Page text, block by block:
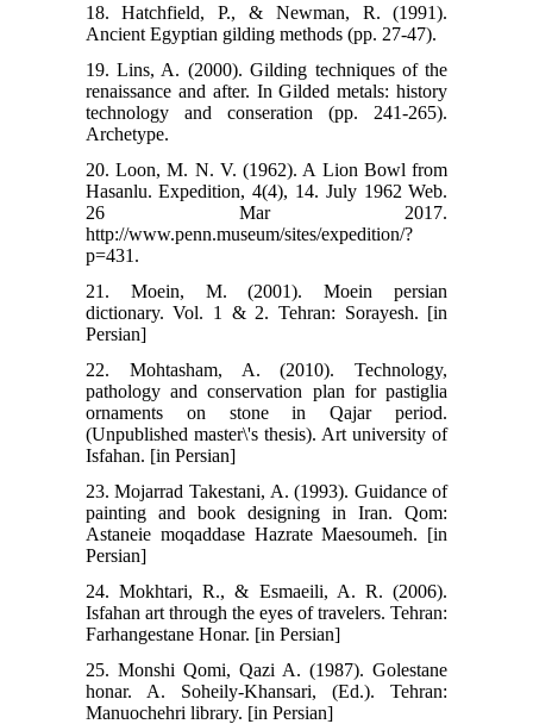
18. Hatchfield, P., & Newman, R. (1991).
Ancient Egyptian gilding methods (pp. 27-47).
19. Lins, A. (2000). Gilding techniques of the
renaissance and after. In Gilded metals: history
technology and conseration (pp. 241-265).
Archetype.
20. Loon, M. N. V. (1962). A Lion Bowl from
Hasanlu. Expedition, 4(4), 14. July 1962 Web.
26 Mar 2017.
http://www.penn.museum/sites/expedition/?
p=431.
21. Moein, M. (2001). Moein persian
dictionary. Vol. 1 & 2. Tehran: Sorayesh. [in
Persian]
22. Mohtasham, A. (2010). Technology,
pathology and conservation plan for pastiglia
ornaments on stone in Qajar period.
(Unpublished master\'s thesis). Art university of
Isfahan. [in Persian]
23. Mojarrad Takestani, A. (1993). Guidance of
painting and book designing in Iran. Qom:
Astaneie moqaddase Hazrate Maesoumeh. [in
Persian]
24. Mokhtari, R., & Esmaeili, A. R. (2006).
Isfahan art through the eyes of travelers. Tehran:
Farhangestane Honar. [in Persian]
25. Monshi Qomi, Qazi A. (1987). Golestane
honar. A. Soheily-Khansari, (Ed.). Tehran:
Manuochehri library. [in Persian]